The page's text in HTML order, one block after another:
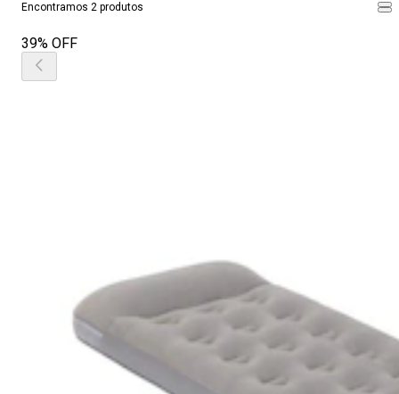
Encontramos 2 produtos
39% OFF